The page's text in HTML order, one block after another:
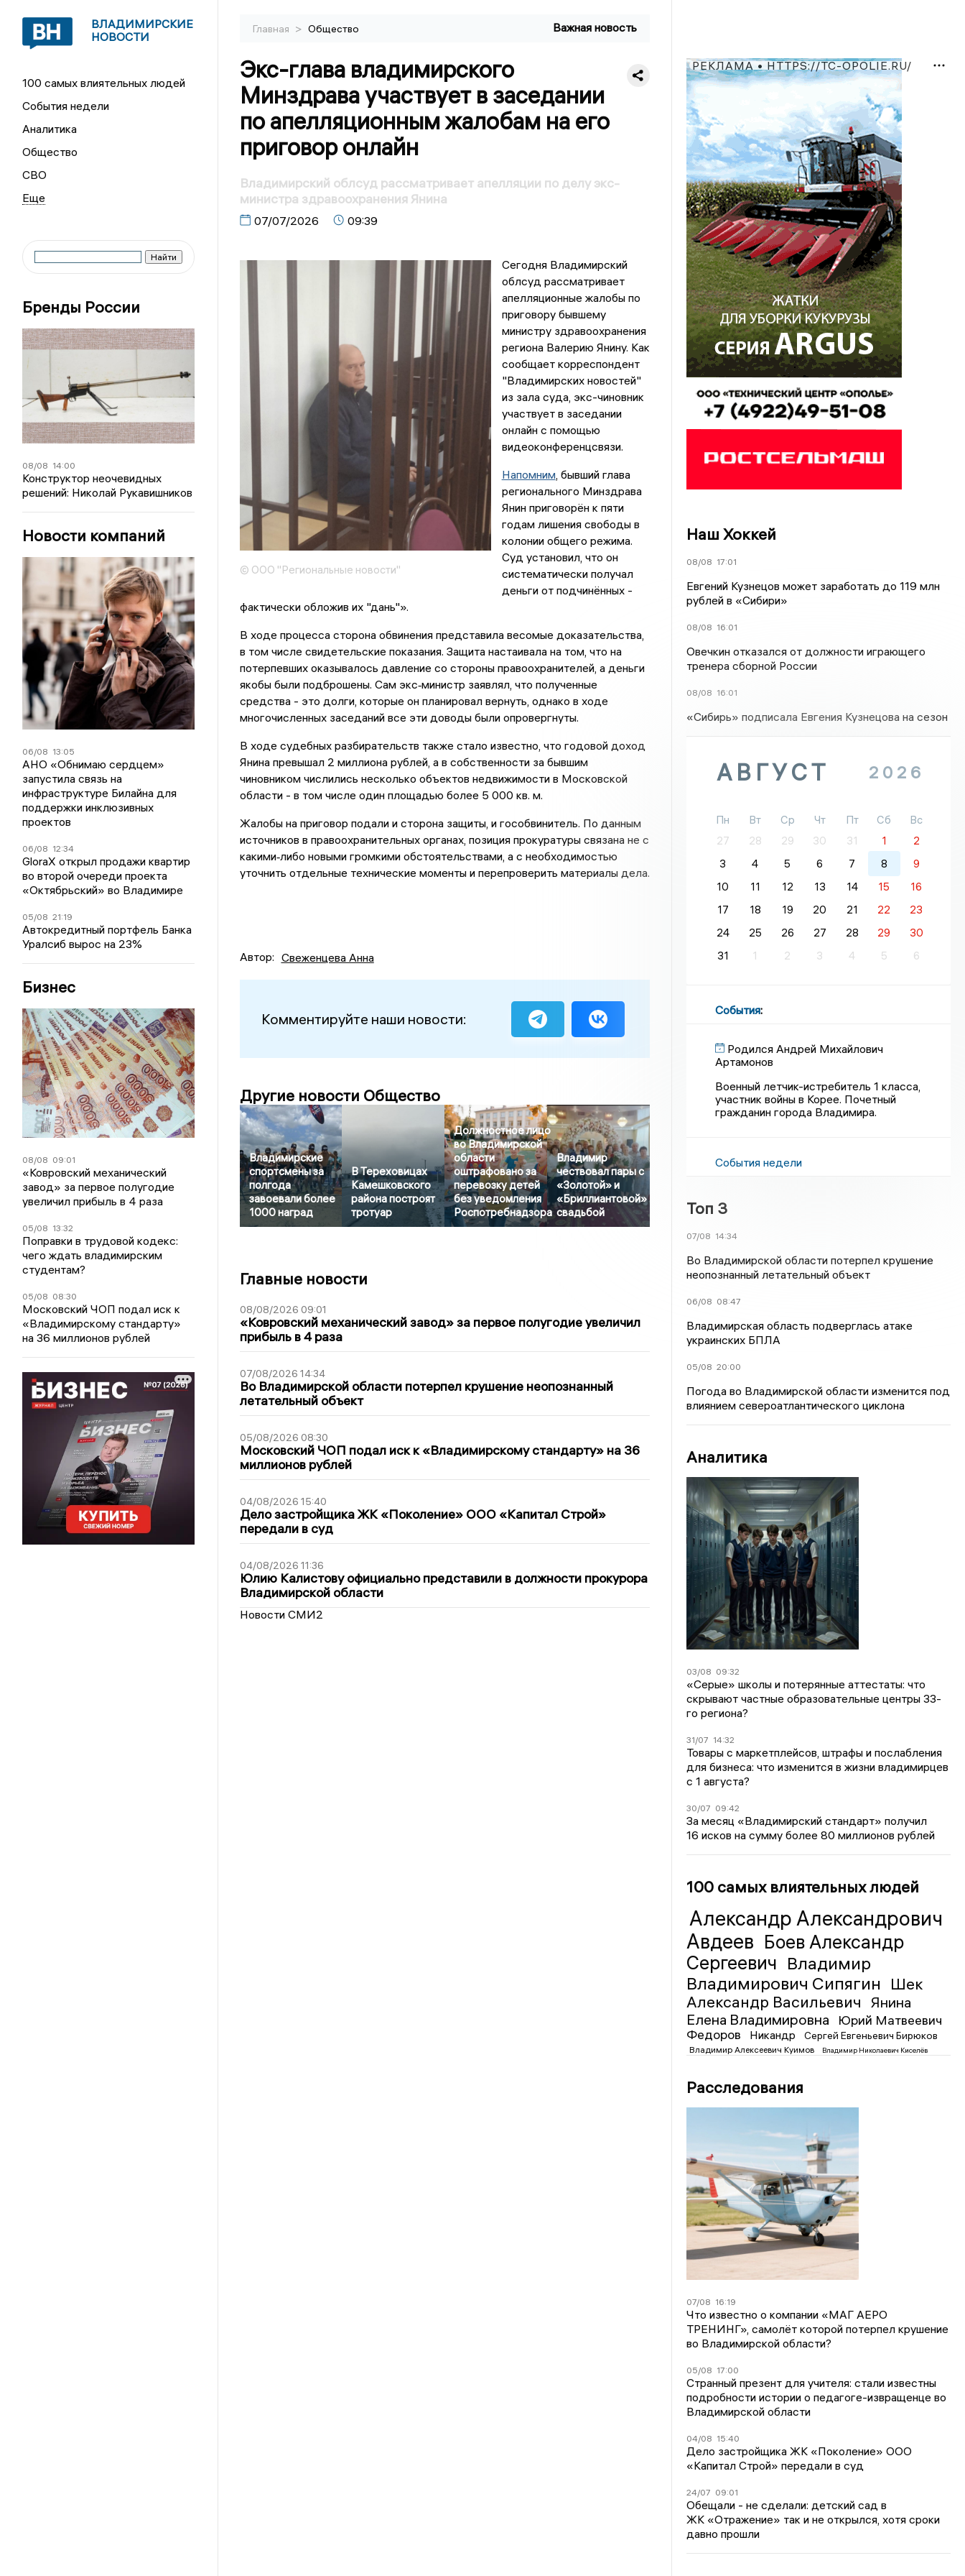
ВЛАДИМИРСКИЕ
НОВОСТИ
100 самых влиятельных людей
События недели
Аналитика
Общество
СВО
Бренды России
08/08 14:00
Конструктор неочевидных
решений: Николай Рукавишников
Новости компаний
06/08 13:05
АНО «Обнимаю сердцем»
запустила связь на
инфраструктуре Билайна для
поддержки инклюзивных
проектов
06/08 12:34
GloraX открыл продажи квартир
во второй очереди проекта
«Октябрьский» во Владимире
05/08 21:19
Автокредитный портфель Банка
Уралсиб вырос на 23%
Бизнес
08/08 09:01
«Ковровский механический
завод» за первое полугодие
увеличил прибыль в 4 раза
05/08 13:32
Поправки в трудовой кодекс:
чего ждать владимирским
студентам?
05/08 08:30
Московский ЧОП подал иск к
«Владимирскому стандарту»
на 36 миллионов рублей
Главная > Общество Важная новость
Экс-глава владимирского
Минздрава участвует в заседании
по апелляционным жалобам на его
приговор онлайн
Владимирский облсуд рассматривает апелляции по делу экс-
министра здравоохранения Янина
07/07/2026 09:39
© ООО "Региональные новости"
Сегодня Владимирский
облсуд рассматривает
апелляционные жалобы по
приговору бывшему
министру здравоохранения
региона Валерию Янину. Как
сообщает корреспондент
"Владимирских новостей"
из зала суда, экс-чиновник
участвует в заседании
онлайн с помощью
видеоконференцсвязи.
Напомним, бывший глава
регионального Минздрава
Янин приговорён к пяти
годам лишения свободы в
колонии общего режима.
Суд установил, что он
систематически получал
деньги от подчинённых -
фактически обложив их "дань"».
В ходе процесса сторона обвинения представила весомые доказательства,
в том числе свидетельские показания. Защита настаивала на том, что на
потерпевших оказывалось давление со стороны правоохранителей, а деньги
якобы были подброшены. Сам экс‑министр заявлял, что полученные
средства - это долги, которые он планировал вернуть, однако в ходе
многочисленных заседаний все эти доводы были опровергнуты.
В ходе судебных разбирательств также стало известно, что годовой доход
Янина превышал 2 миллиона рублей, а в собственности за бывшим
чиновником числились несколько объектов недвижимости в Московской
области - в том числе один площадью более 5 000 кв. м.
Жалобы на приговор подали и сторона защиты, и гособвинитель. По данным
источников в правоохранительных органах, позиция прокуратуры связана не с
какими‑либо новыми громкими обстоятельствами, а с необходимостью
уточнить отдельные технические моменты и перепроверить материалы дела.
Автор: Свеженцева Анна
Комментируйте наши новости:
Другие новости Общество
Владимирские
спортсмены за
полгода
завоевали более
1000 наград
В Тереховицах
Камешковского
района построят
тротуар
Должностное лицо
во Владимирской
области
оштрафовано за
перевозку детей
без уведомления
Роспотребнадзора
Владимир
чествовал пары с
«Золотой» и
«Бриллиантовой»
свадьбой
Главные новости
08/08/2026 09:01
«Ковровский механический завод» за первое полугодие увеличил
прибыль в 4 раза
07/08/2026 14:34
Во Владимирской области потерпел крушение неопознанный
летательный объект
05/08/2026 08:30
Московский ЧОП подал иск к «Владимирскому стандарту» на 36
миллионов рублей
04/08/2026 15:40
Дело застройщика ЖК «Поколение» ООО «Капитал Строй»
передали в суд
04/08/2026 11:36
Юлию Калистову официально представили в должности прокурора
Владимирской области
Новости СМИ2
РЕКЛАМА • HTTPS://TC-OPOLIE.RU/
Наш Хоккей
08/08 17:01
Евгений Кузнецов может заработать до 119 млн
рублей в «Сибири»
08/08 16:01
Овечкин отказался от должности играющего
тренера сборной России
08/08 16:01
«Сибирь» подписала Евгения Кузнецова на сезон
АВГУСТ 2026
Пн Вт Ср Чт Пт Сб
Вс
27
28 29 30 31 1
2
3
4 5 6 7 8
9
10
11 12 13 14 15
16
17
18 19 20 21 22
23
24
25 26 27 28 29
30
31
1 2 3 4 5 6
События:
Родился Андрей Михайлович
Артамонов
Военный летчик-истребитель 1 класса,
участник войны в Корее. Почетный
гражданин города Владимира.
События недели
Топ 3
07/08 14:34
Во Владимирской области потерпел крушение
неопознанный летательный объект
06/08 08:47
Владимирская область подверглась атаке
украинских БПЛА
05/08 20:00
Погода во Владимирской области изменится под
влиянием североатлантического циклона
Аналитика
03/08 09:32
«Серые» школы и потерянные аттестаты: что
скрывают частные образовательные центры 33-
го региона?
31/07 14:32
Товары с маркетплейсов, штрафы и послабления
для бизнеса: что изменится в жизни владимирцев
с 1 августа?
30/07 09:42
За месяц «Владимирский стандарт» получил
16 исков на сумму более 80 миллионов рублей
100 самых влиятельных людей
Александр Александрович
Авдеев Боев Александр
Сергеевич Владимир
Владимирович Сипягин Шек
Александр Васильевич
Янина
Елена Владимировна
Юрий Матвеевич
Федоров
Никандр Сергей Евгеньевич Бирюков
Владимир Алексеевич Куимов Владимир Николаевич Киселёв
Расследования
07/08 16:19
Что известно о компании «МАГ АЕРО
ТРЕНИНГ», самолёт которой потерпел крушение
во Владимирской области?
05/08 17:00
Странный презент для учителя: стали известны
подробности истории о педагоге-извращенце во
Владимирской области
04/08 15:40
Дело застройщика ЖК «Поколение» ООО
«Капитал Строй» передали в суд
24/07 09:01
Обещали - не сделали: детский сад в
ЖК «Отражение» так и не открылся, хотя сроки
давно прошли